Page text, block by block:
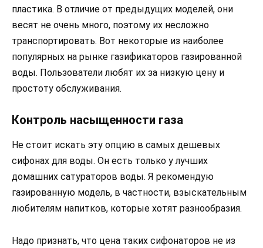
пластика. В отличие от предыдущих моделей, они
весят не очень много, поэтому их несложно
транспортировать. Вот некоторые из наиболее
популярных на рынке газификаторов газированной
воды. Пользователи любят их за низкую цену и
простоту обслуживания.
Контроль насыщенности газа
Не стоит искать эту опцию в самых дешевых
сифонах для воды. Он есть только у лучших
домашних сатураторов воды. Я рекомендую
газированную модель, в частности, взыскательным
любителям напитков, которые хотят разнообразия.
Надо признать, что цена таких сифонаторов не из